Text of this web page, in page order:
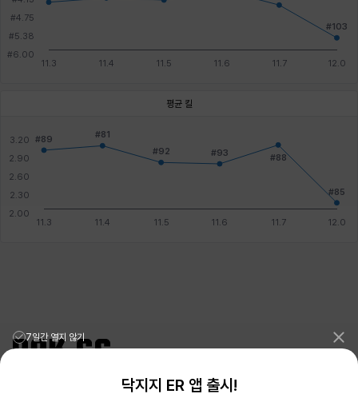
평균 킬
리그오브레전드 전적검색 포로지지PORO.GG
7일간 열지 않기
닥지지 ER 앱 출시!